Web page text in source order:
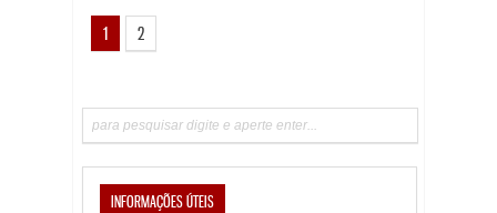
1 2
INFORMAÇÕES ÚTEIS